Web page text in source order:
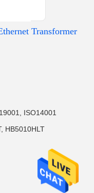
Transformer
ISO14001
HB5010HLT